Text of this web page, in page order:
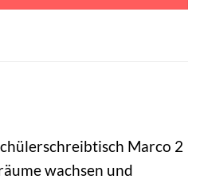
Marco 2
wachsen und